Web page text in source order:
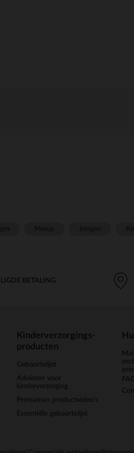
BETALING
Kinderverzorgings-
producten
Geboortelijst
Adviezen voor
kinderverzorging
Prémaman productvideo's
Essentiële geboortelijst